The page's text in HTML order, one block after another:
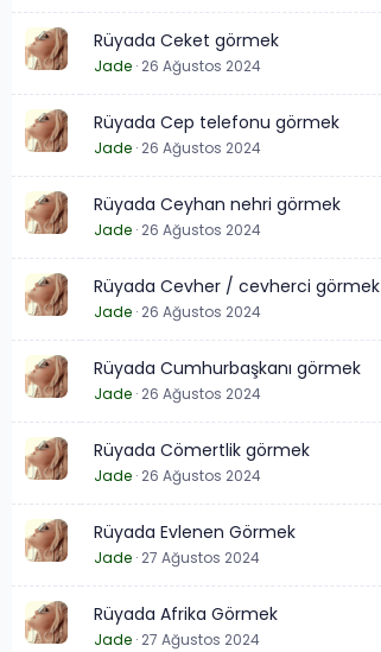
Rüyada Ceket görmek
Jade 26 Ağustos 2024
Rüyada Cep telefonu görmek
Jade 26 Ağustos 2024
Rüyada Ceyhan nehri görmek
Jade 26 Ağustos 2024
Rüyada Cevher / cevherci görmek
Jade 26 Ağustos 2024
Rüyada Cumhurbaşkanı görmek
Jade 26 Ağustos 2024
Rüyada Cömertlik görmek
Jade 26 Ağustos 2024
Rüyada Evlenen Görmek
Jade 27 Ağustos 2024
Rüyada Afrika Görmek
Jade 27 Ağustos 2024